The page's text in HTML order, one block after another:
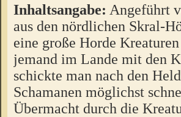
Inhaltsangabe: Angeführt
aus den nördlichen Skral-
eine große Horde
jemand im Lande mit den
schickte man nach den
Schamanen möglichst
Übermacht durch die